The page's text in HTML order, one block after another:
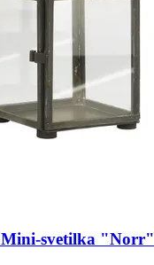
Mini-​svetilka "Norr"